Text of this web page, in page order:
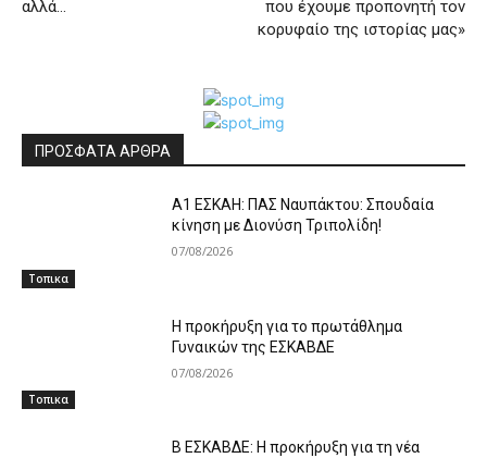
αλλά…
που έχουμε προπονητή τον
κορυφαίο της ιστορίας μας»
ΠΡΟΣΦΑΤΑ ΑΡΘΡΑ
Τοπικα
Α1 ΕΣΚΑΗ: ΠΑΣ Ναυπάκτου: Σπουδαία
κίνηση με Διονύση Τριπολίδη!
07/08/2026
Τοπικα
Η προκήρυξη για το πρωτάθλημα
Γυναικών της ΕΣΚΑΒΔΕ
07/08/2026
Β ΕΣΚΑΒΔΕ: Η προκήρυξη για τη νέα